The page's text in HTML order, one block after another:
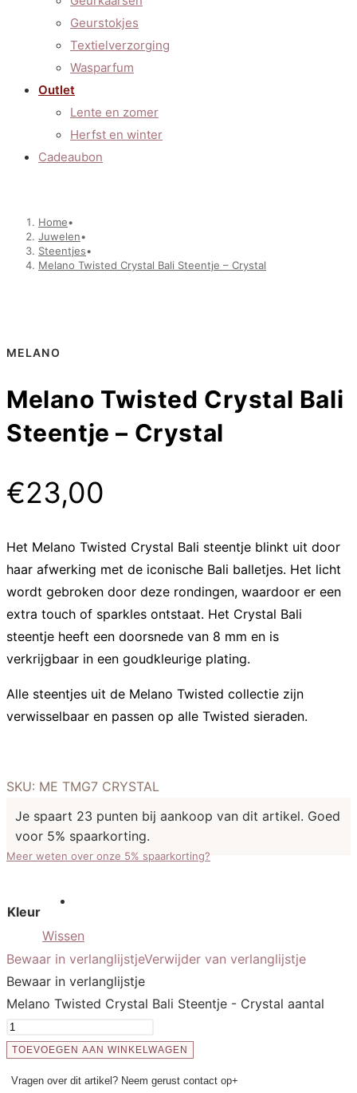
Geurstokjes
Textielverzorging
Wasparfum
Outlet
Lente en zomer
Herfst en winter
Cadeaubon
Home•
Juwelen•
Steentjes•
Melano Twisted Crystal Bali Steentje – Crystal
MELANO
Melano Twisted Crystal Bali
Steentje – Crystal
€23,00
Het Melano Twisted Crystal Bali steentje blinkt uit door
haar afwerking met de iconische Bali balletjes. Het licht
wordt gebroken door deze rondingen, waardoor er een
extra touch of sparkles ontstaat. Het Crystal Bali
steentje heeft een doorsnede van 8 mm en is
verkrijgbaar in een goudkleurige plating.
Alle steentjes uit de Melano Twisted collectie zijn
verwisselbaar en passen op alle Twisted sieraden.
SKU: ME TMG7 CRYSTAL
Je spaart 23 punten bij aankoop van dit artikel. Goed
voor 5% spaarkorting.
Meer weten over onze 5% spaarkorting?
Kleur
Wissen
Bewaar in verlanglijstjeVerwijder van verlanglijstje
Bewaar in verlanglijstje
Melano Twisted Crystal Bali Steentje - Crystal aantal
TOEVOEGEN AAN WINKELWAGEN
Vragen over dit artikel? Neem gerust contact op+